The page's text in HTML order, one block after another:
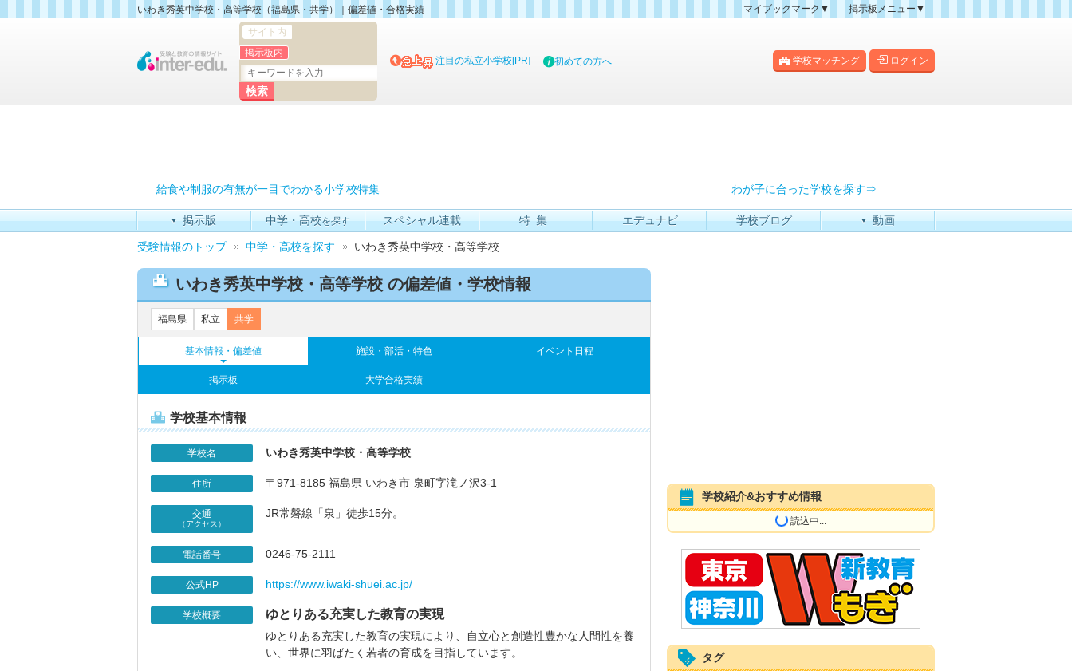
いわき秀英中学校・高等学校（福島県・共学）｜偏差値・合格実績
マイブックマーク▼
掲示板メニュー▼
掲示板マップ
人気スレッドランキング
学校マッチング ログイン
サイト内
掲示板内
注目の私立小学校[PR] 初めての方へ
給食や制服の有無が一目でわかる小学校特集 わが子に合った学校を探す⇒
掲示版 中学・高校を探す スペシャル連載 特集 エデュナビ 学校ブログ 動画
受験情報のトップ 中学・高校を探す いわき秀英中学校・高等学校
いわき秀英中学校・高等学校 の偏差値・学校情報
福島県 私立 共学
基本情報・偏差値 施設・部活・特色 イベント日程
掲示板 大学合格実績
学校基本情報
学校名 いわき秀英中学校・高等学校
住所 〒971-8185 福島県 いわき市 泉町字滝ノ沢3-1
交通
（アクセス）
JR常磐線「泉」徒歩15分。
電話番号 0246-75-2111
公式HP https://www.iwaki-shuei.ac.jp/
学校概要 ゆとりある充実した教育の実現
ゆとりある充実した教育の実現により、自立心と創造性豊かな人間性を養
い、世界に羽ばたく若者の育成を目指しています。
学校紹介&おすすめ情報
読込中...
タグ